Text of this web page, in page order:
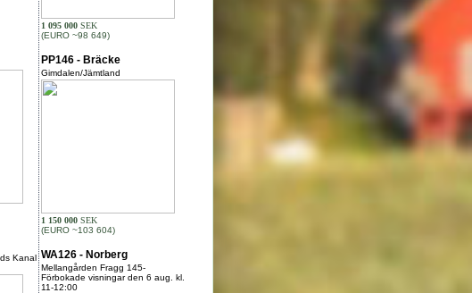
Kanal
1 095 000SEK
(EURO ~98 649)
PP146 - Bräcke
Gimdalen/Jämtland
1 150 000SEK
(EURO ~103 604)
WA126 - Norberg
Mellangården Fragg 145-
Förbokade visningar den 6 aug. kl.
11-12:00